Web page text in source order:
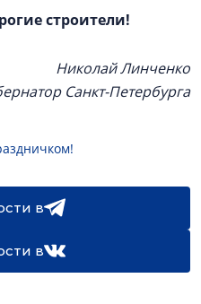
строители!
Николай Линченко
Санкт-Петербурга
в
в